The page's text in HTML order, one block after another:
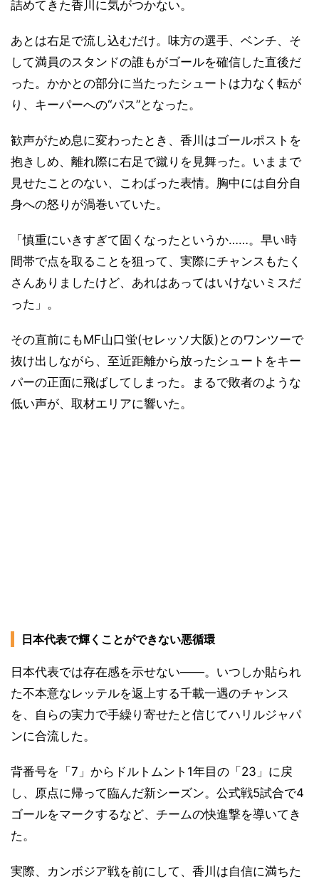
詰めてきた香川に気がつかない。
あとは右足で流し込むだけ。味方の選手、ベンチ、そ
して満員のスタンドの誰もがゴールを確信した直後だ
った。かかとの部分に当たったシュートは力なく転が
り、キーパーへの“パス”となった。
歓声がため息に変わったとき、香川はゴールポストを
抱きしめ、離れ際に右足で蹴りを見舞った。いままで
見せたことのない、こわばった表情。胸中には自分自
身への怒りが渦巻いていた。
「慎重にいきすぎて固くなったというか……。早い時
間帯で点を取ることを狙って、実際にチャンスもたく
さんありましたけど、あれはあってはいけないミスだ
った」。
その直前にもMF山口蛍(セレッソ大阪)とのワンツーで
抜け出しながら、至近距離から放ったシュートをキー
パーの正面に飛ばしてしまった。まるで敗者のような
低い声が、取材エリアに響いた。
日本代表で輝くことができない悪循環
日本代表では存在感を示せない――。いつしか貼られ
た不本意なレッテルを返上する千載一遇のチャンス
を、自らの実力で手繰り寄せたと信じてハリルジャパ
ンに合流した。
背番号を「7」からドルトムント1年目の「23」に戻
し、原点に帰って臨んだ新シーズン。公式戦5試合で4
ゴールをマークするなど、チームの快進撃を導いてき
た。
実際、カンボジア戦を前にして、香川は自信に満ちた